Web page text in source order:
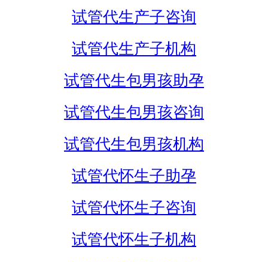
试管代生产子咨询
试管代生产子机构
试管代生包男孩助孕
试管代生包男孩咨询
试管代生包男孩机构
试管代怀生子助孕
试管代怀生子咨询
试管代怀生子机构